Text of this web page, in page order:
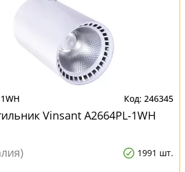
246345
Vinsant A2664PL-1WH
1991 шт.